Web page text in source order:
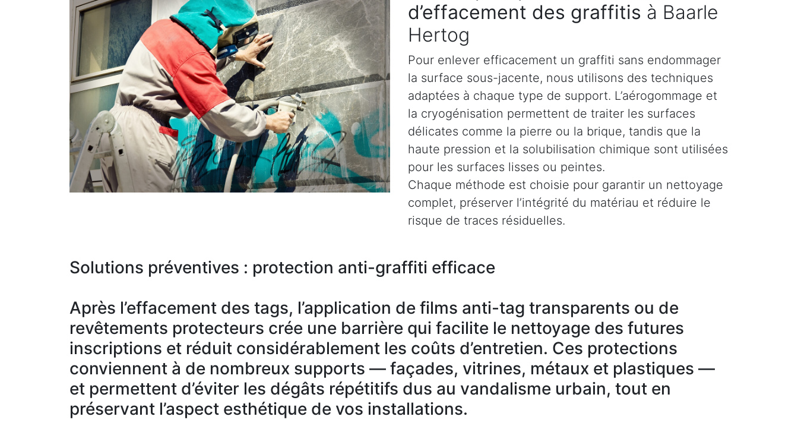
d’effacement des graffitis à Baarle
Hertog
Pour enlever efficacement un graffiti sans endommager
la surface sous-jacente, nous utilisons des techniques
adaptées à chaque type de support. L’aérogommage et
la cryogénisation permettent de traiter les surfaces
délicates comme la pierre ou la brique, tandis que la
haute pression et la solubilisation chimique sont utilisées
pour les surfaces lisses ou peintes.
Chaque méthode est choisie pour garantir un nettoyage
complet, préserver l’intégrité du matériau et réduire le
risque de traces résiduelles.
Solutions préventives : protection anti-graffiti efficace
Après l’effacement des tags, l’application de films anti-tag transparents ou de
revêtements protecteurs crée une barrière qui facilite le nettoyage des futures
inscriptions et réduit considérablement les coûts d’entretien. Ces protections
conviennent à de nombreux supports — façades, vitrines, métaux et plastiques —
et permettent d’éviter les dégâts répétitifs dus au vandalisme urbain, tout en
préservant l’aspect esthétique de vos installations.